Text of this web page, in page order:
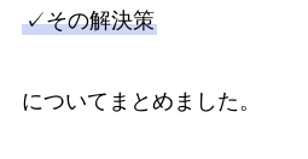
✓その解決策
についてまとめました。